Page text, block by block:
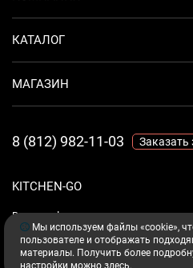
KITCHEN-GO
Ваш комфорт - дело техники.
КАТАЛОГ
МАГАЗИН
8 (812) 982-11-03 Заказать
Мы используем файлы «cookie»,
пользователе и отображать
материалы. Получить более
настройки можно здесь.